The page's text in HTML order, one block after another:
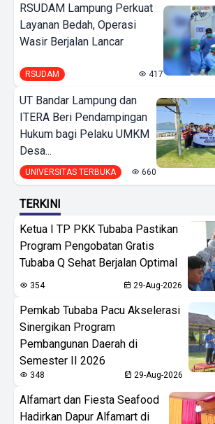
RSUDAM Lampung Perkuat
Layanan Bedah, Operasi
Wasir Berjalan Lancar
RSUDAM 417
UT Bandar Lampung dan
ITERA Beri Pendampingan
Hukum bagi Pelaku UMKM
Desa...
UNIVERSITAS TERBUKA 660
TERKINI
Ketua I TP PKK Tubaba Pastikan
Program Pengobatan Gratis
Tubaba Q Sehat Berjalan Optimal
354 29-Aug-2026
Pemkab Tubaba Pacu Akselerasi
Sinergikan Program
Pembangunan Daerah di
Semester II 2026
348 29-Aug-2026
Alfamart dan Fiesta Seafood
Hadirkan Dapur Alfamart di